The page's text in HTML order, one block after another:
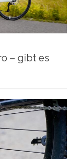
– gibt es